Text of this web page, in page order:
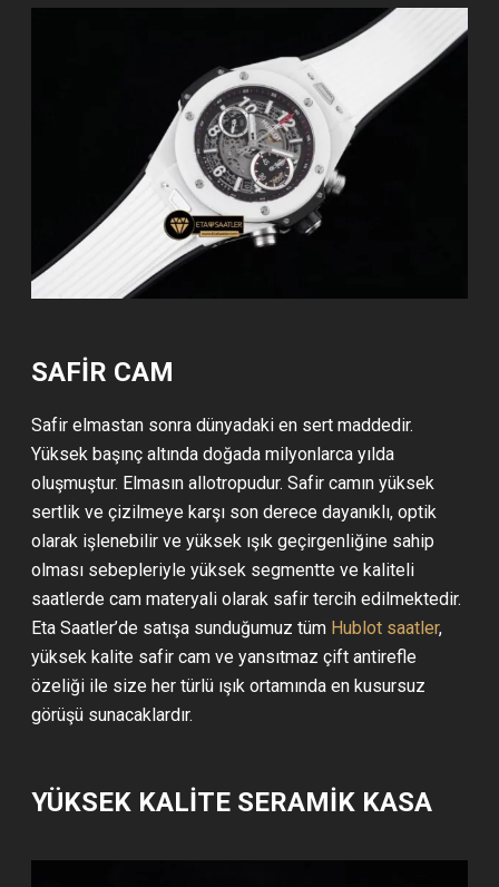
SAFİR CAM
Safir elmastan sonra dünyadaki en sert maddedir.
Yüksek başınç altında doğada milyonlarca yılda
oluşmuştur. Elmasın allotropudur. Safir camın yüksek
sertlik ve çizilmeye karşı son derece dayanıklı, optik
olarak işlenebilir ve yüksek ışık geçirgenliğine sahip
olması sebepleriyle yüksek segmentte ve kaliteli
saatlerde cam materyali olarak safir tercih edilmektedir.
Eta Saatler’de satışa sunduğumuz tüm Hublot saatler,
yüksek kalite safir cam ve yansıtmaz çift antirefle
özeliği ile size her türlü ışık ortamında en kusursuz
görüşü sunacaklardır.
YÜKSEK KALİTE SERAMİK KASA